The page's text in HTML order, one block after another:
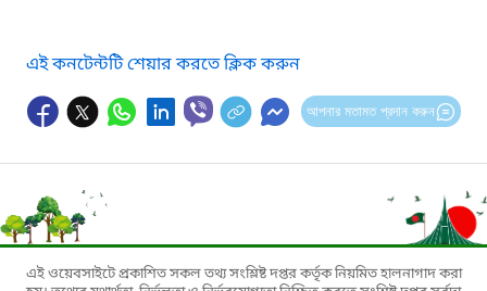
এই কনটেন্টটি শেয়ার করতে ক্লিক করুন
আপনার মতামত প্রদান করুন
এই ওয়েবসাইটে প্রকাশিত সকল তথ্য সংশ্লিষ্ট দপ্তর কর্তৃক নিয়মিত হালনাগাদ করা